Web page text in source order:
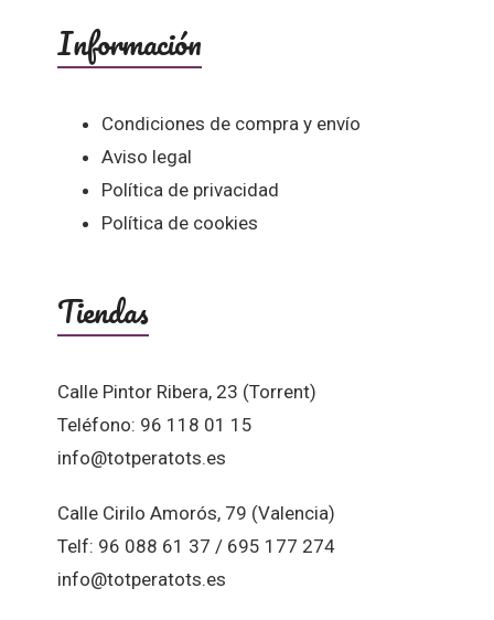
Información
Condiciones de compra y envío
Aviso legal
Política de privacidad
Política de cookies
Tiendas
Calle Pintor Ribera, 23 (Torrent)
Teléfono: 96 118 01 15
info@totperatots.es
Calle Cirilo Amorós, 79 (Valencia)
Telf: 96 088 61 37 / 695 177 274
info@totperatots.es